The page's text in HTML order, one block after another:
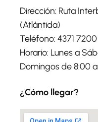
Dirección: Ruta
(Atlántida)
Teléfono: 4371 7200
Horario: Lunes a
Domingos de 8:00 a
¿Cómo llegar?